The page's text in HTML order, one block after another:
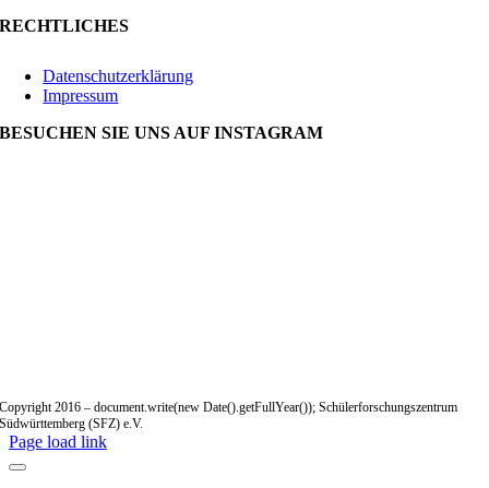
RECHTLICHES
Datenschutzerklärung
Impressum
BESUCHEN SIE UNS AUF INSTAGRAM
Copyright 2016 – document.write(new Date().getFullYear()); Schülerforschungszentrum
Südwürttemberg (SFZ) e.V.
Page load link